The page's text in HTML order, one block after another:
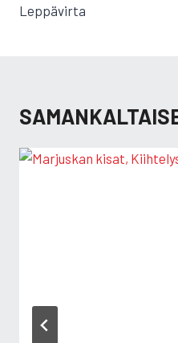
Leppävirta